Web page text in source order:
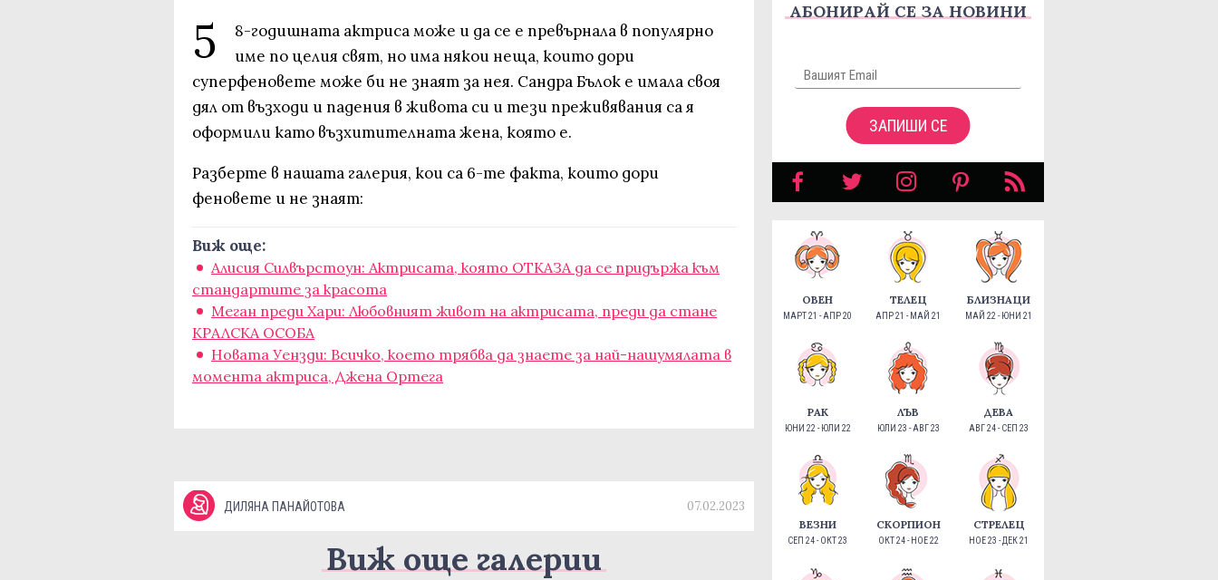
5
8-годишната актриса може и да се е превърнала в популярно
име по целия свят, но има някои неща, които дори
суперфеновете може би не знаят за нея. Сандра Бълок е имала своя
дял от възходи и падения в живота си и тези преживявания са я
оформили като възхитителната жена, която е.
Разберте в нашата галерия, кои са 6-те факта, които дори
феновете и не знаят:
Виж още:
Алисия Силвърстоун: Актрисата, която ОТКАЗА да се придържа към
стандартите за красота
Меган преди Хари: Любовният живот на актрисата, преди да стане
КРАЛСКА ОСОБА
Новата Уензди: Всичко, което трябва да знаете за най-нашумялата в
момента актриса, Джена Ортега
ДИЛЯНА ПАНАЙОТОВА 07.02.2023
Виж още галерии
АБОНИРАЙ СЕ ЗА НОВИНИ
ЗАПИШИ СЕ
ОВЕН
МАРТ 21 - АПР 20
ТЕЛЕЦ
АПР 21 - МАЙ 21
БЛИЗНАЦИ
МАЙ 22 - ЮНИ 21
РАК
ЮНИ 22 - ЮЛИ 22
ЛЪВ
ЮЛИ 23 - АВГ 23
ДЕВА
АВГ 24 - СЕП 23
ВЕЗНИ
СЕП 24 - ОКТ 23
СКОРПИОН
ОКТ 24 - НОЕ 22
СТРЕЛЕЦ
НОЕ 23 - ДЕК 21